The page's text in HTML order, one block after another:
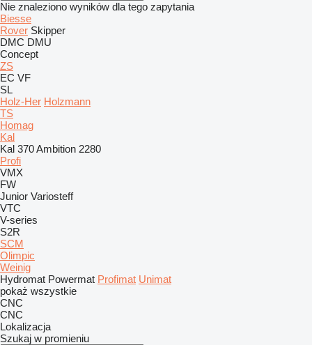
Nie znaleziono wyników dla tego zapytania
Biesse
Rover Skipper
DMC DMU
Concept
ZS
EC VF
SL
Holz-Her Holzmann
TS
Homag
Kal
Kal 370 Ambition 2280
Profi
VMX
FW
Junior Variosteff
VTC
V-series
S2R
SCM
Olimpic
Weinig
Hydromat Powermat Profimat Unimat
pokaż wszystkie
CNC
CNC
Lokalizacja
Szukaj w promieniu